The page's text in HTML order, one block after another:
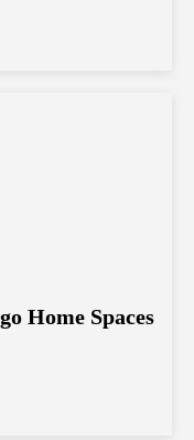
Home Spaces